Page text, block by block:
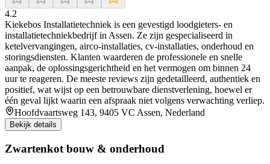
4.2
Kiekebos Installatietechniek is een gevestigd loodgieters- en
installatietechniekbedrijf in Assen. Ze zijn gespecialiseerd in
ketelvervangingen, airco-installaties, cv-installaties, onderhoud en
storingsdiensten. Klanten waarderen de professionele en snelle
aanpak, de oplossingsgerichtheid en het vermogen om binnen 24
uur te reageren. De meeste reviews zijn gedetailleerd, authentiek en
positief, wat wijst op een betrouwbare dienstverlening, hoewel er
één geval lijkt waarin een afspraak niet volgens verwachting verliep.
Hoofdvaartsweg 143, 9405 VC Assen, Nederland
Bekijk details
Zwartenkot bouw & onderhoud